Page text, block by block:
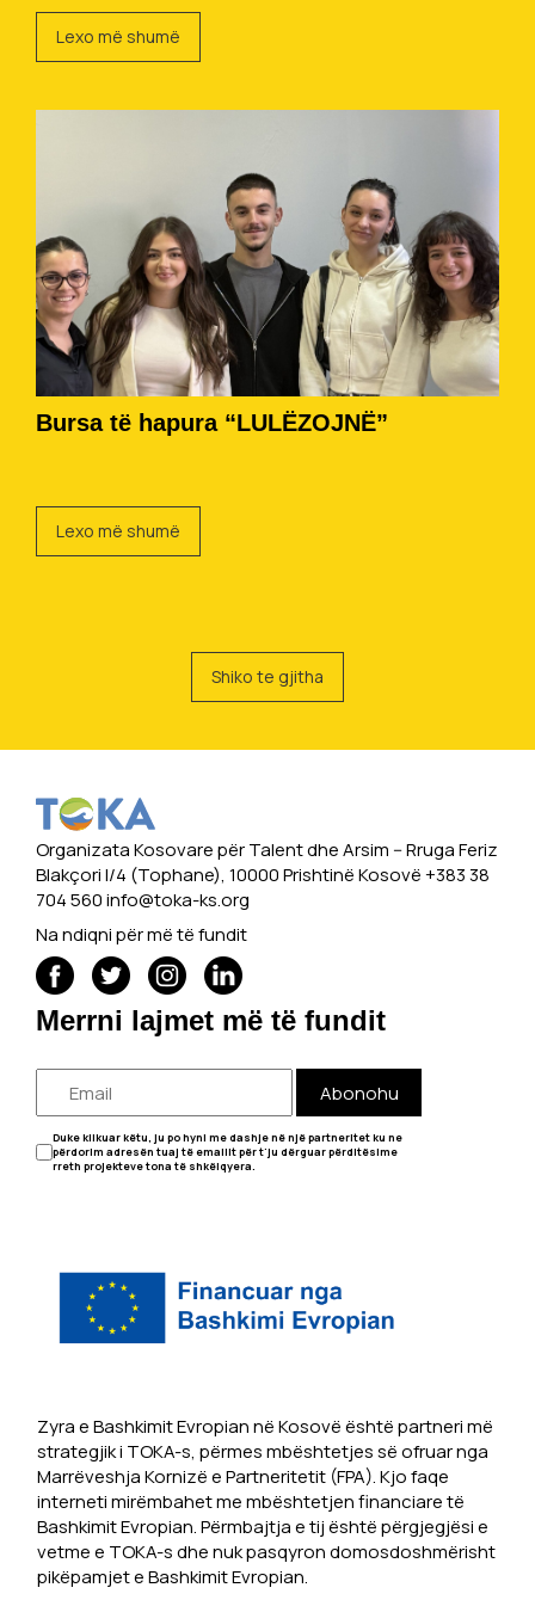
Lexo më shumë
Bursa të hapura “LULËZOJNË”
Lexo më shumë
Shiko te gjitha
Organizata Kosovare për Talent dhe Arsim -- Rruga Feriz
Blakçori I/4 (Tophane), 10000 Prishtinë Kosovë +383 38
704 560info@toka-ks.org
Na ndiqni për më të fundit
Merrni lajmet më të fundit
Abonohu
Duke klikuar këtu, ju po hyni me dashje në një partneritet ku ne
përdorim adresën tuaj të emailit për t'ju dërguar përditësime
rreth projekteve tona të shkëlqyera.
Zyra e Bashkimit Evropian në Kosovë është partneri më
strategjik i TOKA-s, përmes mbështetjes së ofruar nga
Marrëveshja Kornizë e Partneritetit (FPA). Kjo faqe
interneti mirëmbahet me mbështetjen financiare të
Bashkimit Evropian. Përmbajtja e tij është përgjegjësi e
vetme e TOKA-s dhe nuk pasqyron domosdoshmërisht
pikëpamjet e Bashkimit Evropian.